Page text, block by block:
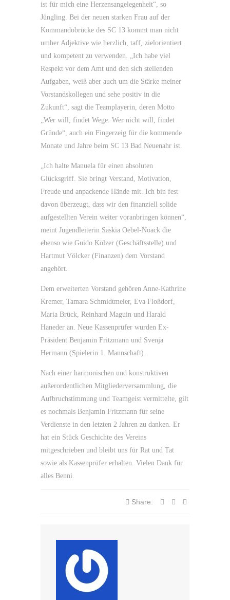
ist für mich eine Herzensangelegenheit“, so
Jüngling. Bei der neuen starken Frau auf der
Kommandobrücke des SC 13 kommt man nicht
umher Adjektive wie herzlich, taff, zielorientiert
und kompetent zu verwenden. „Ich habe viel
Respekt vor dem Amt und den sich stellenden
Aufgaben, weiß aber auch um die Stärke meiner
Vorstandskollegen und sehe positiv in die
Zukunft“, sagt die Teamplayerin, deren Motto
„Wer will, findet Wege. Wer nicht will, findet
Gründe“, auch ein Fingerzeig für die kommende
Monate und Jahre beim SC 13 Bad Neuenahr ist.
„Ich halte Manuela für einen absoluten
Glücksgriff. Sie bringt Verstand, Motivation,
Freude und anpackende Hände mit. Ich bin fest
davon überzeugt, dass wir den finanziell solide
aufgestellten Verein weiter voranbringen können“,
meint Jugendleiterin Saskia Oebel-Noack die
ebenso wie Guido Kölzer (Geschäftsstelle) und
Hartmut Völcker (Finanzen) dem Vorstand
angehört.
Dem erweiterten Vorstand gehören Anne-Kathrine
Kremer, Tamara Schmidtmeier, Eva Floßdorf,
Maria Brück, Reinhard Maguin und Harald
Haneder an. Neue Kassenprüfer wurden Ex-
Präsident Benjamin Fritzmann und Svenja
Hermann (Spielerin 1. Mannschaft).
Nach einer harmonischen und konstruktiven
außerordentlichen Mitgliederversammlung, die
Aufbruchstimmung und Teamgeist vermittelte, gilt
es nochmals Benjamin Fritzmann für seine
Verdienste in den letzten 2 Jahren zu danken. Er
hat ein Stück Geschichte des Vereins
mitgeschrieben und bleibt uns für Rat und Tat
sowie als Kassenprüfer erhalten. Vielen Dank für
alles Benni.
Share: